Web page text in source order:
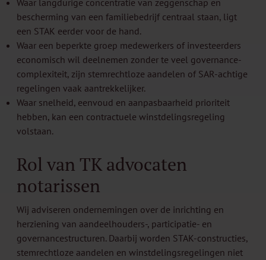
bescherming van een familiebedrijf centraal staan, ligt
een STAK eerder voor de hand.
Waar een beperkte groep medewerkers of investeerders
economisch wil deelnemen zonder te veel governance-
complexiteit, zijn stemrechtloze aandelen of SAR-achtige
regelingen vaak aantrekkelijker.
Waar snelheid, eenvoud en aanpasbaarheid prioriteit
hebben, kan een contractuele winstdelingsregeling
volstaan.
Rol van TK advocaten
notarissen
Wij adviseren ondernemingen over de inrichting en
herziening van aandeelhouders-, participatie- en
governancestructuren. Daarbij worden STAK-constructies,
stemrechtloze aandelen en winstdelingsregelingen niet